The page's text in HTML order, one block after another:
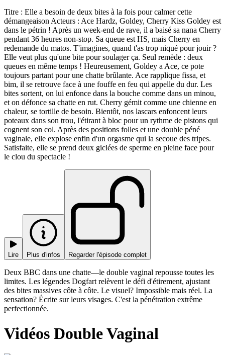
Titre : Elle a besoin de deux bites à la fois pour calmer cette
démangeaison Acteurs : Ace Hardz, Goldey, Cherry Kiss Goldey est
dans le pétrin ! Après un week-end de rave, il a baisé sa nana Cherry
pendant 36 heures non-stop. Sa queue est HS, mais Cherry en
redemande du matos. T'imagines, quand t'as trop niqué pour jouir ?
Elle veut plus qu'une bite pour soulager ça. Seul remède : deux
queues en même temps ! Heureusement, Goldey a Ace, ce pote
toujours partant pour une chatte brûlante. Ace rapplique fissa, et
bim, il se retrouve face à une fouffe en feu qui appelle du dur. Les
bites sortent, on lui enfonce dans la bouche comme dans un minou,
et on défonce sa chatte en rut. Cherry gémit comme une chienne en
chaleur, se tortille de besoin. Bientôt, nos lascars enfoncent leurs
poteaux dans son trou, l'étirant à bloc pour un rythme de pistons qui
cognent son col. Après des positions folles et une double péné
vaginale, elle explose enfin d'un orgasme qui la secoue des tripes.
Satisfaite, elle se prend deux giclées de sperme en pleine face pour
le clou du spectacle !
Lire Plus d'infos Regarder l'épisode complet
Deux BBC dans une chatte—le double vaginal repousse toutes les
limites. Les légendes Dogfart relèvent le défi d'étirement, ajustant
des bites massives côte à côte. Le visuel? Impossible mais réel. La
sensation? Écrite sur leurs visages. C'est la pénétration extrême
perfectionnée.
Vidéos Double Vaginal